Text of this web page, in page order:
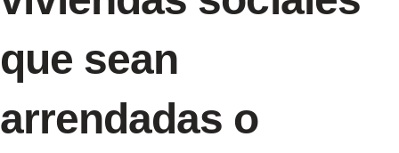
que sean
arrendadas o